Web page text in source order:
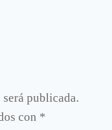
publicada.
con *